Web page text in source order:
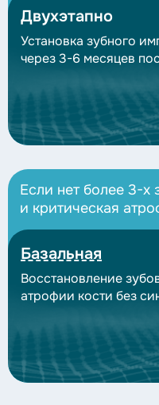
Двухэтапно
Установка зубного
через3-6 месяцев
Если нет более 3-х
и критическая
Базальная
Восстановление
атрофии кости без